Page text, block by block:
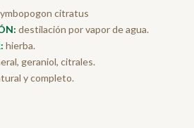
citratus
destilación por vapor de agua.
hierba.
geraniol, citrales.
y completo.